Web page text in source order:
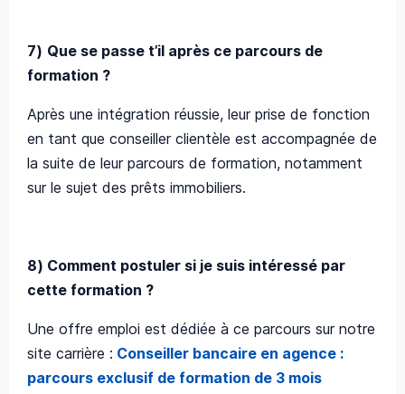
7) Que se passe t’il après ce parcours de
formation ?
Après une intégration réussie, leur prise de fonction
en tant que conseiller clientèle est accompagnée de
la suite de leur parcours de formation, notamment
sur le sujet des prêts immobiliers.
8) Comment postuler si je suis intéressé par
cette formation ?
Une offre emploi est dédiée à ce parcours sur notre
site carrière : Conseiller bancaire en agence :
parcours exclusif de formation de 3 mois